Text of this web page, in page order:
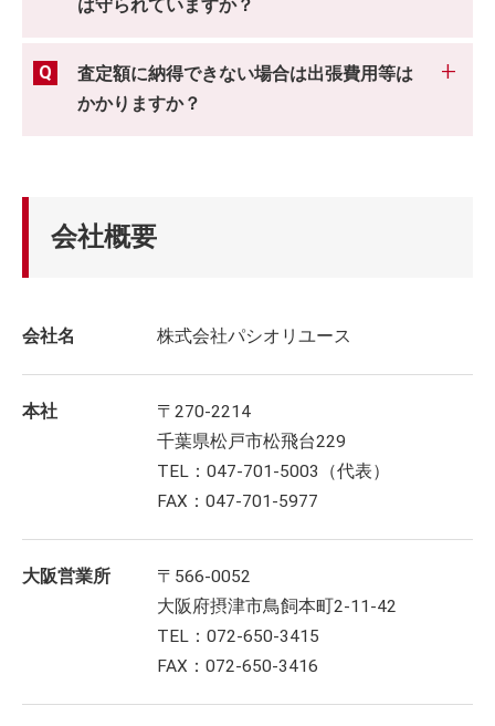
は守られていますか？
査定額に納得できない場合は出張費用等は
かかりますか？
会社概要
会社名 株式会社パシオリユース
本社
〒270-2214
千葉県松戸市松飛台229
TEL：047-701-5003（代表）
FAX：047-701-5977
大阪営業所
〒566-0052
大阪府摂津市鳥飼本町2-11-42
TEL：072-650-3415
FAX：072-650-3416